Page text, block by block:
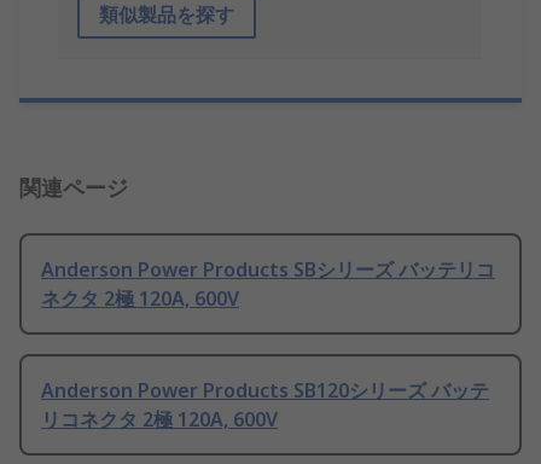
類似製品を探す
関連ページ
Anderson Power Products SBシリーズ バッテリコ
ネクタ 2極 120A, 600V
Anderson Power Products SB120シリーズ バッテ
リコネクタ 2極 120A, 600V